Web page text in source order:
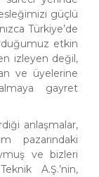
güçlü
Türkiye’de
etkin
izleyen değil,
ve üyelerine
gayret
anlaşmalar,
pazarındaki
ve bizleri
A.Ş.’nin,